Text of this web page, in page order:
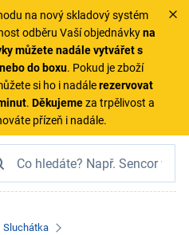
na nový skladový systém
odběru Vaší objednávkyna
můžete nadále vytvářet s
do boxu. Pokud je zboží
si ho i nadálerezervovat
. Děkujemeza trpělivost a
přízeň i nadále.
Sluchátka